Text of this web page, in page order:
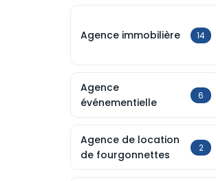
Agence immobilière 14
Agence
événementielle
6
Agence de location
de fourgonnettes
2